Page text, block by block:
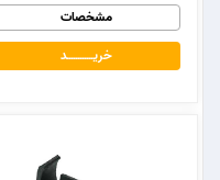
مشخصات
خریــــــــــــد